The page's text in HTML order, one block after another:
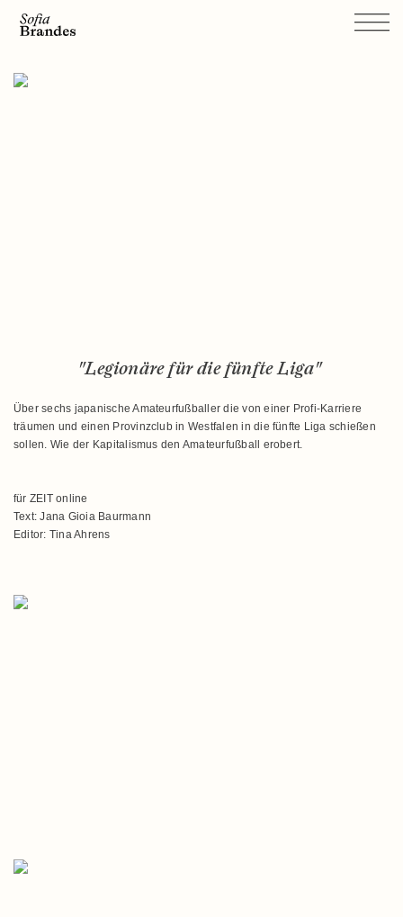
"Legionäre für die fünfte Liga"
Über sechs japanische Amateurfußballer die von einer Profi-Karriere
träumen und einen Provinzclub in Westfalen in die fünfte Liga schießen
sollen. Wie der Kapitalismus den Amateurfußball erobert.
für ZEIT online
Text: Jana Gioia Baurmann
Editor: Tina Ahrens